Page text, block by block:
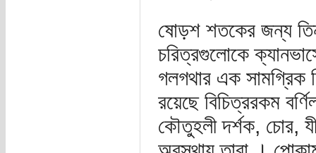
ষোড়শ শতকের জন্য
চরিত্রগুলোকে
গলগথার এক সামগ্রিক
রয়েছে বিচিত্ররকম
কৌতুহলী দর্শক, চোর,